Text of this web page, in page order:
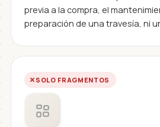
previa a la compra, el
preparación de una travesía, ni
SOLO FRAGMENTOS